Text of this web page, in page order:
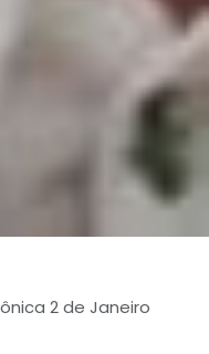
2 de Janeiro